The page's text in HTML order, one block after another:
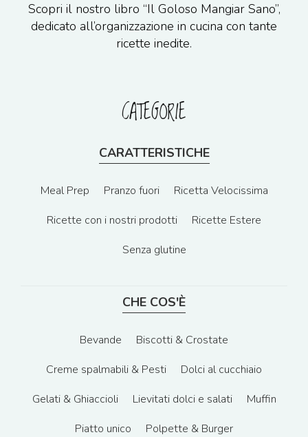
Scopri il nostro libro “Il Goloso Mangiar Sano”,
dedicato all’organizzazione in cucina con tante
ricette inedite.
CATEGORIE
CARATTERISTICHE
Meal Prep Pranzo fuori
Ricetta Velocissima
Ricette con i nostri prodotti
Ricette Estere
Senza glutine
CHE COS'È
Bevande
Biscotti & Crostate
Creme spalmabili & Pesti
Dolci al cucchiaio
Gelati & Ghiaccioli
Lievitati dolci e salati
Muffin
Piatto unico
Polpette & Burger